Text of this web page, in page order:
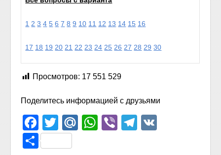
1 2 3 4 5 6 7 8 9 10 11 12 13 14 15 16
17 18 19 20 21 22 23 24 25 26 27 28 29 30
Просмотров: 17 551 529
Поделитесь информацией с друзьями
Facebook
TwitterMail.Ru
WhatsApp
ViberTelegram
Отправить